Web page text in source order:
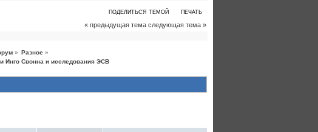
ПОДЕЛИТЬСЯ ТЕМОЙ ПЕЧАТЬ
« предыдущая тема следующая тема »
» Разное »
Инго Свонна и исследования ЭСВ